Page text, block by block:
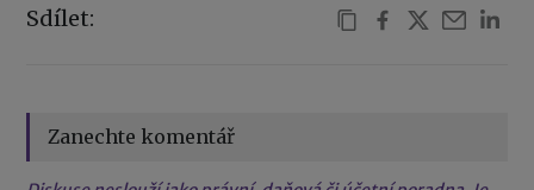
Sdílet:
Zanechte komentář